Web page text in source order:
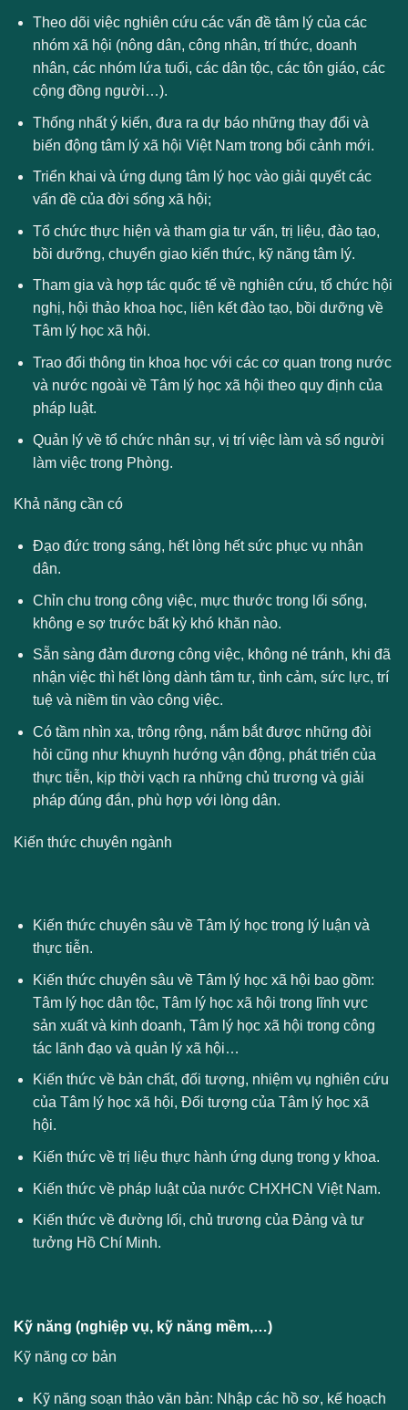
Theo dõi việc nghiên cứu các vấn đề tâm lý của các
nhóm xã hội (nông dân, công nhân, trí thức, doanh
nhân, các nhóm lứa tuổi, các dân tộc, các tôn giáo, các
cộng đồng người…).
Thống nhất ý kiến, đưa ra dự báo những thay đổi và
biến động tâm lý xã hội Việt Nam trong bối cảnh mới.
Triển khai và ứng dụng tâm lý học vào giải quyết các
vấn đề của đời sống xã hội;
Tổ chức thực hiện và tham gia tư vấn, trị liệu, đào tạo,
bồi dưỡng, chuyển giao kiến thức, kỹ năng tâm lý.
Tham gia và hợp tác quốc tế về nghiên cứu, tổ chức hội
nghị, hội thảo khoa học, liên kết đào tạo, bồi dưỡng về
Tâm lý học xã hội.
Trao đổi thông tin khoa học với các cơ quan trong nước
và nước ngoài về Tâm lý học xã hội theo quy định của
pháp luật.
Quản lý về tổ chức nhân sự, vị trí việc làm và số người
làm việc trong Phòng.
Khả năng cần có
Đạo đức trong sáng, hết lòng hết sức phục vụ nhân
dân.
Chỉn chu trong công việc, mực thước trong lối sống,
không e sợ trước bất kỳ khó khăn nào.
Sẵn sàng đảm đương công việc, không né tránh, khi đã
nhận việc thì hết lòng dành tâm tư, tình cảm, sức lực, trí
tuệ và niềm tin vào công việc.
Có tầm nhìn xa, trông rộng, nắm bắt được những đòi
hỏi cũng như khuynh hướng vận động, phát triển của
thực tiễn, kịp thời vạch ra những chủ trương và giải
pháp đúng đắn, phù hợp với lòng dân.
Kiến thức chuyên ngành
Kiến thức chuyên sâu về Tâm lý học trong lý luận và
thực tiễn.
Kiến thức chuyên sâu về Tâm lý học xã hội bao gồm:
Tâm lý học dân tộc, Tâm lý học xã hội trong lĩnh vực
sản xuất và kinh doanh, Tâm lý học xã hội trong công
tác lãnh đạo và quản lý xã hội…
Kiến thức về bản chất, đối tượng, nhiệm vụ nghiên cứu
của Tâm lý học xã hội, Đối tượng của Tâm lý học xã
hội.
Kiến thức về trị liệu thực hành ứng dụng trong y khoa.
Kiến thức về pháp luật của nước CHXHCN Việt Nam.
Kiến thức về đường lối, chủ trương của Đảng và tư
tưởng Hồ Chí Minh.
Kỹ năng (nghiệp vụ, kỹ năng mềm,…)
Kỹ năng cơ bản
Kỹ năng soạn thảo văn bản: Nhập các hồ sơ, kế hoạch